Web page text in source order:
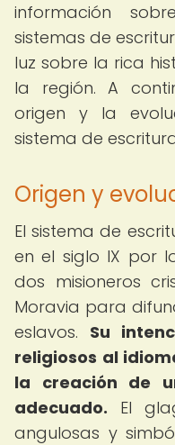
información
sistemas de
luz sobre la rica
la región. A
origen y la
sistema de
Origen y
El sistema de
en el siglo IX por
dos misioneros
Moravia para
eslavos. Su
religiosos al
la creación de
adecuado. El
angulosas y